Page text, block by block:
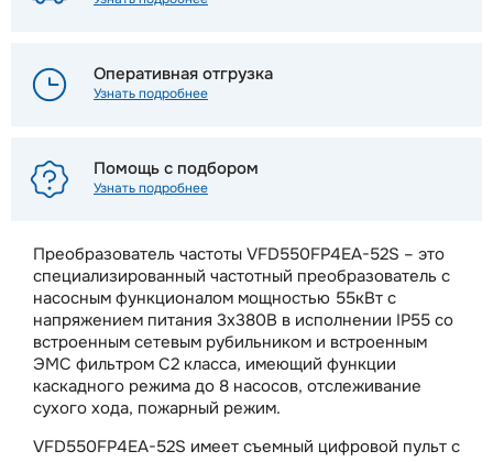
Преобразователь частоты VFD550FP4EA-52S – это
специализированный частотный преобразователь с
насосным функционалом мощностью 55кВт с
напряжением питания 3х380В в исполнении IP55 со
встроенным сетевым рубильником и встроенным
ЭМС фильтром С2 класса, имеющий функции
каскадного режима до 8 насосов, отслеживание
сухого хода, пожарный режим.
VFD550FP4EA-52S имеет съемный цифровой пульт с
Оперативная отгрузка
Узнать подробнее
Помощь с подбором
Узнать подробнее